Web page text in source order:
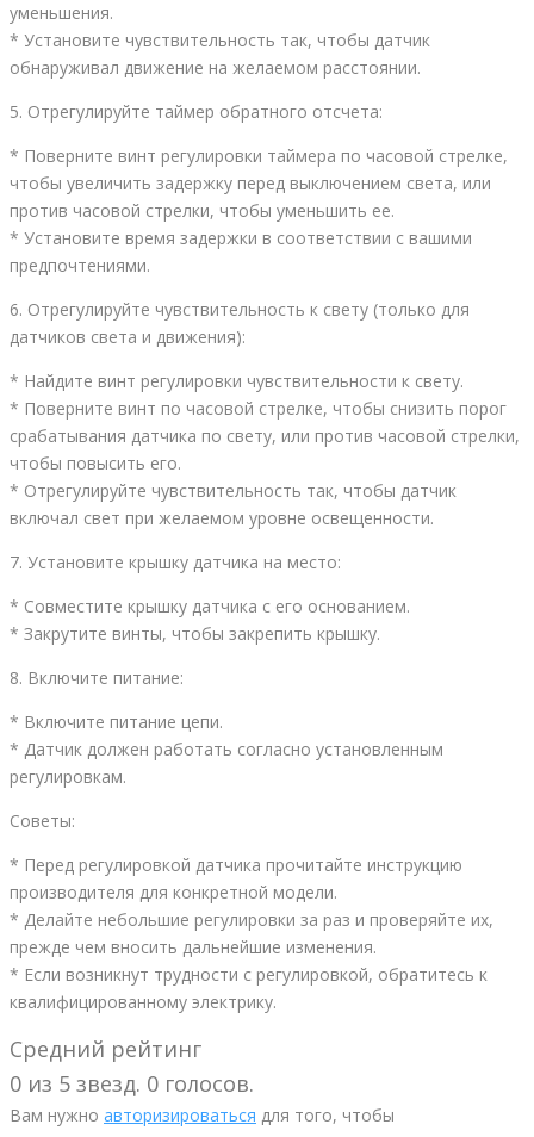
уменьшения.
* Установите чувствительность так, чтобы датчик
обнаруживал движение на желаемом расстоянии.
5. Отрегулируйте таймер обратного отсчета:
* Поверните винт регулировки таймера по часовой стрелке,
чтобы увеличить задержку перед выключением света, или
против часовой стрелки, чтобы уменьшить ее.
* Установите время задержки в соответствии с вашими
предпочтениями.
6. Отрегулируйте чувствительность к свету (только для
датчиков света и движения):
* Найдите винт регулировки чувствительности к свету.
* Поверните винт по часовой стрелке, чтобы снизить порог
срабатывания датчика по свету, или против часовой стрелки,
чтобы повысить его.
* Отрегулируйте чувствительность так, чтобы датчик
включал свет при желаемом уровне освещенности.
7. Установите крышку датчика на место:
* Совместите крышку датчика с его основанием.
* Закрутите винты, чтобы закрепить крышку.
8. Включите питание:
* Включите питание цепи.
* Датчик должен работать согласно установленным
регулировкам.
Советы:
* Перед регулировкой датчика прочитайте инструкцию
производителя для конкретной модели.
* Делайте небольшие регулировки за раз и проверяйте их,
прежде чем вносить дальнейшие изменения.
* Если возникнут трудности с регулировкой, обратитесь к
квалифицированному электрику.
Средний рейтинг
0 из 5 звезд. 0 голосов.
Вам нужно авторизироваться для того, чтобы